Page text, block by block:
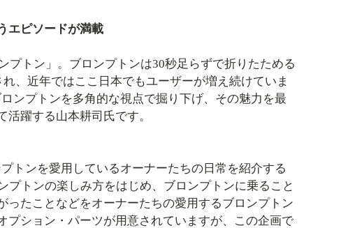
エピソードが満載
トン」。ブロンプトンは30秒足らずで折りたためる
、近年ではここ日本でもユーザーが増え続けていま
ンプトンを多角的な視点で掘り下げ、その魅力を最
躍する山本耕司氏です。
トンを愛用しているオーナーたちの日常を紹介する
プトンの楽しみ方をはじめ、ブロンプトンに乗ること
たことなどをオーナーたちの愛用するブロンプトン
ション・パーツが用意されていますが、この企画で